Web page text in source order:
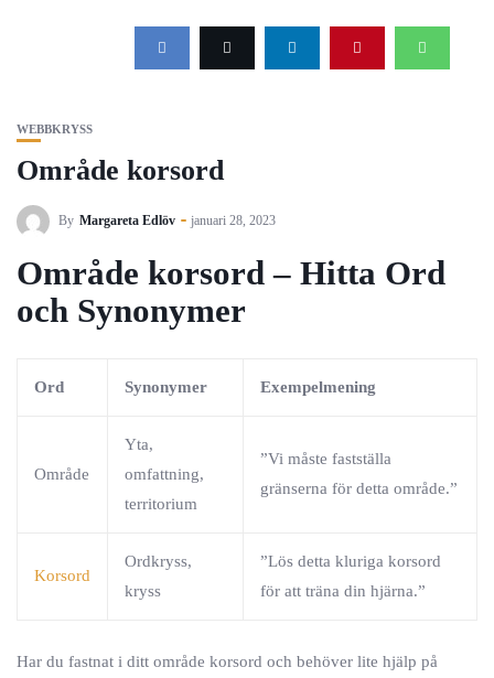
WEBBKRYSS
Område korsord
By Margareta Edlöv januari 28, 2023
Område korsord – Hitta Ord
och Synonymer
Ord Synonymer Exempelmening
Område
Yta,
omfattning,
territorium
”Vi måste fastställa
gränserna för detta område.”
Korsord
Ordkryss,
kryss
”Lös detta kluriga korsord
för att träna din hjärna.”
Har du fastnat i ditt område korsord och behöver lite hjälp på